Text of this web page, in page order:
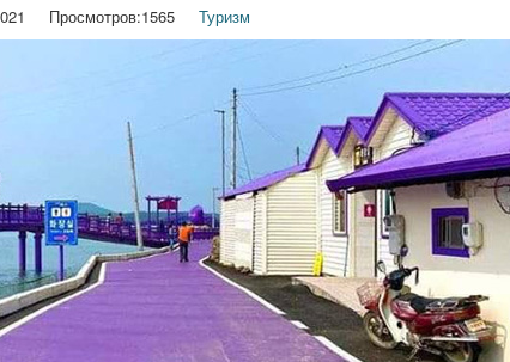
Просмотров:1565 Туризм